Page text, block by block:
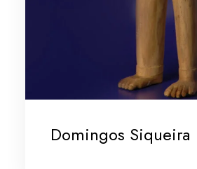
Domingos Siqueira